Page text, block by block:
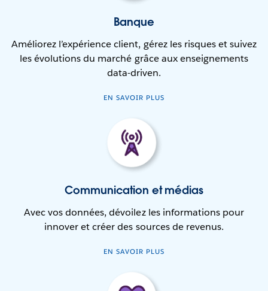
Banque
Améliorez l’expérience client, gérez les risques et suivez
les évolutions du marché grâce aux enseignements
data-driven.
EN SAVOIR PLUS
Communication et médias
Avec vos données, dévoilez les informations pour
innover et créer des sources de revenus.
EN SAVOIR PLUS